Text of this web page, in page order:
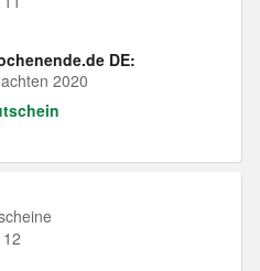
DE:
2020